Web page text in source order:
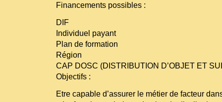
Financements possibles :
DIF
Individuel payant
Plan de formation
Région
CAP DOSC (DISTRIBUTION D’OBJET ET
Objectifs :
Etre capable d’assurer le métier de facteur